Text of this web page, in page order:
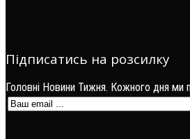
Підписатись на розсилку
Головні Новини Тижня. Кожного дня ми